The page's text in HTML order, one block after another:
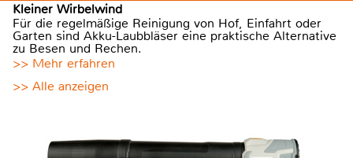
Kleiner Wirbelwind
Für die regelmäßige Reinigung von Hof, Einfahrt oder
Garten sind Akku-Laubbläser eine praktische Alternative
zu Besen und Rechen.
>> Mehr erfahren
>> Alle anzeigen